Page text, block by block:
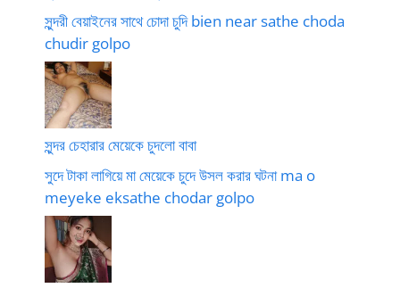
সুন্দরী বেয়াইনের সাথে চোদা চুদি bien near sathe choda
chudir golpo
সুন্দর চেহারার মেয়েকে চুদলো বাবা
সুদে টাকা লাগিয়ে মা মেয়েকে চুদে উসল করার ঘটনা ma o
meyeke eksathe chodar golpo